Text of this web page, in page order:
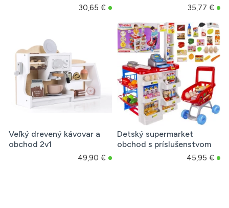
30,65 € 35,77 €
Veľký drevený kávovar a
obchod 2v1
49,90 €
Detský supermarket
obchod s príslušenstvom
45,95 €